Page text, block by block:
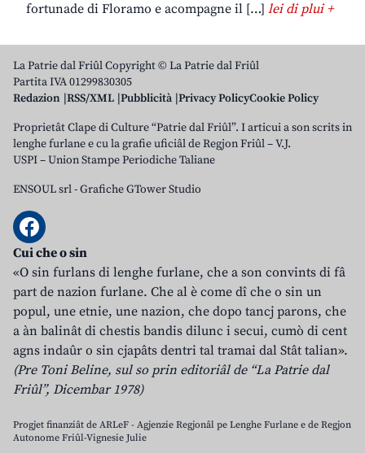
fortunade di Floramo e acompagne il […] lei di plui +
La Patrie dal Friûl Copyright © La Patrie dal Friûl
Partita IVA 01299830305
Redazion RSS/XML Pubblicità Privacy PolicyCookie Policy
Proprietât Clape di Culture “Patrie dal Friûl”. I articui a son scrits in
lenghe furlane e cu la grafie uficiâl de Regjon Friûl – V.J.
USPI – Union Stampe Periodiche Taliane
ENSOUL srl-Grafiche GTower Studio
Cui che o sin
«O sin furlans di lenghe furlane, che a son convints di fâ
part de nazion furlane. Che al è come dî che o sin un
popul, une etnie, une nazion, che dopo tancj parons, che
a àn balinât di chestis bandis dilunc i secui, cumò di cent
agns indaûr o sin cjapâts dentri tal tramai dal Stât talian».
(Pre Toni Beline, sul so prin editoriâl de “La Patrie dal
Friûl”, Dicembar 1978)
Progjet finanziât de ARLeF - Agjenzie Regjonâl pe Lenghe Furlane e de Regjon
Autonome Friûl-Vignesie Julie